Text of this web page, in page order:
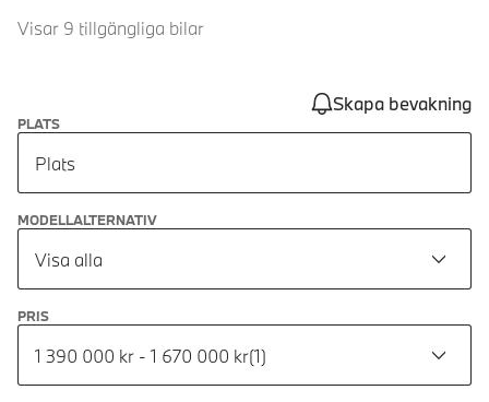
Visar 9 tillgängliga bilar
Skapa bevakning
PLATS
Plats
MODELLALTERNATIV
Visa alla
PRIS
1 390 000 kr - 1 670 000 kr(1)